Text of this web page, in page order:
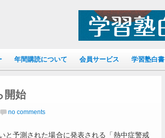
年間購読について 会員サービス 学習塾白書
開始
no comments
予測された場合に発表される「熱中症警戒